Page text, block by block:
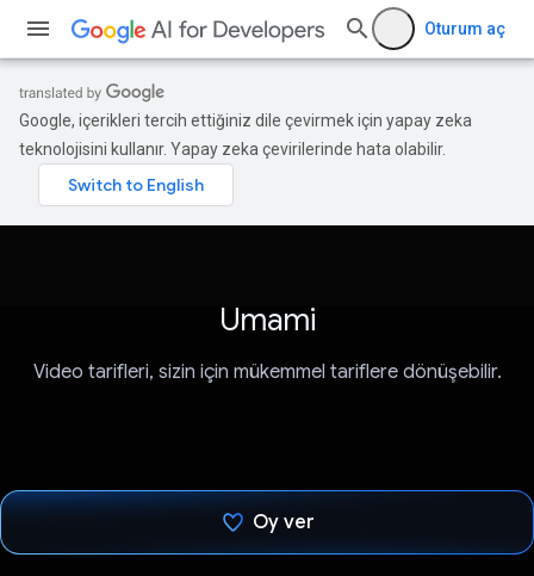
Oturum aç
Google, içerikleri tercih ettiğiniz dile çevirmek için yapay zeka
teknolojisini kullanır. Yapay zeka çevirilerinde hata olabilir.
Umami
Video tarifleri, sizin için mükemmel tariflere dönüşebilir.
Oy ver